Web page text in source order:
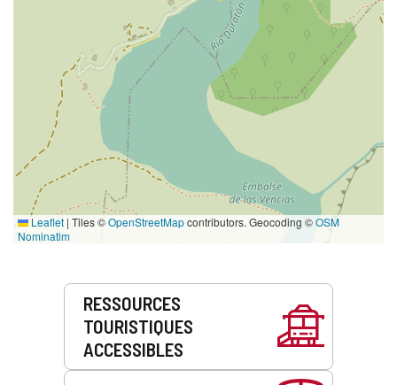
Leaflet | Tiles ©OpenStreetMapcontributors. Geocoding ©OSM
Nominatim
Prestations
RESSOURCES
TOURISTIQUES
ACCESSIBLES